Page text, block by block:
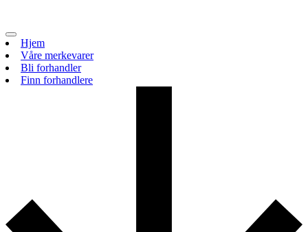
Toggle
navigation
Hjem
Våre merkevarer
Bli forhandler
Finn forhandlere